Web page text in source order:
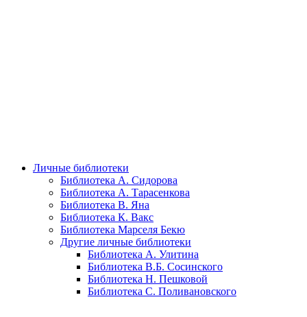
Личные библиотеки
Библиотека А. Сидорова
Библиотека А. Тарасенкова
Библиотека В. Яна
Библиотека К. Вакс
Библиотека Марселя Бекю
Другие личные библиотеки
Библиотека А. Улитина
Библиотека В.Б. Сосинского
Библиотека Н. Пешковой
Библиотека С. Поливановского